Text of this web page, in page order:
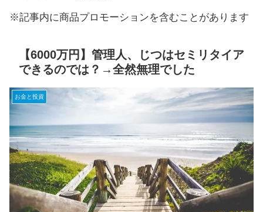
※記事内に商品プロモーションを含むことがあります
【6000万円】管理人、じつはセミリタイア
できるのでは？→全然無理でした
お金と投資